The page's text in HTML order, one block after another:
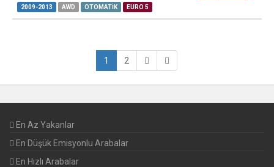
2009-2013 AWD OTOMATIK EURO 5
1 2
En Az Yakanlar
En Düşük Emisyonlu Arabalar
En Hızlı Arabalar